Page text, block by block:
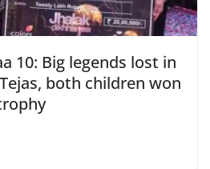
10: Big legends lost in
both children won